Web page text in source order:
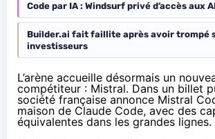
Code par IA : Windsurf privé d’accès aux
Builder.ai fait faillite après avoir trompé
investisseurs
L’arène accueille désormais un
compétiteur : Mistral. Dans un billet
société française annonce Mistral
maison de Claude Code, avec des
équivalentes dans les grandes lignes.